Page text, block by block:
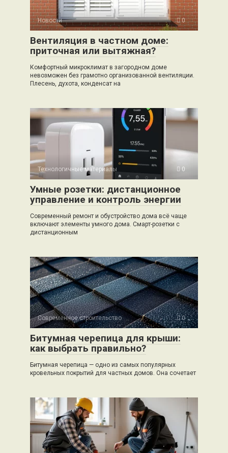
Новости 0
Вентиляция в частном доме:
приточная или вытяжная?
Комфортный микроклимат в загородном доме
невозможен без грамотно организованной вентиляции.
Плесень, духота, конденсат на
Технологичные материалы 0
Умные розетки: дистанционное
управление и контроль энергии
Современный ремонт и обустройство дома всё чаще
включают элементы умного дома. Смарт-розетки с
дистанционным
Современное строительство 0
Битумная черепица для крыши:
как выбрать правильно?
Битумная черепица — одно из самых популярных
кровельных покрытий для частных домов. Она сочетает